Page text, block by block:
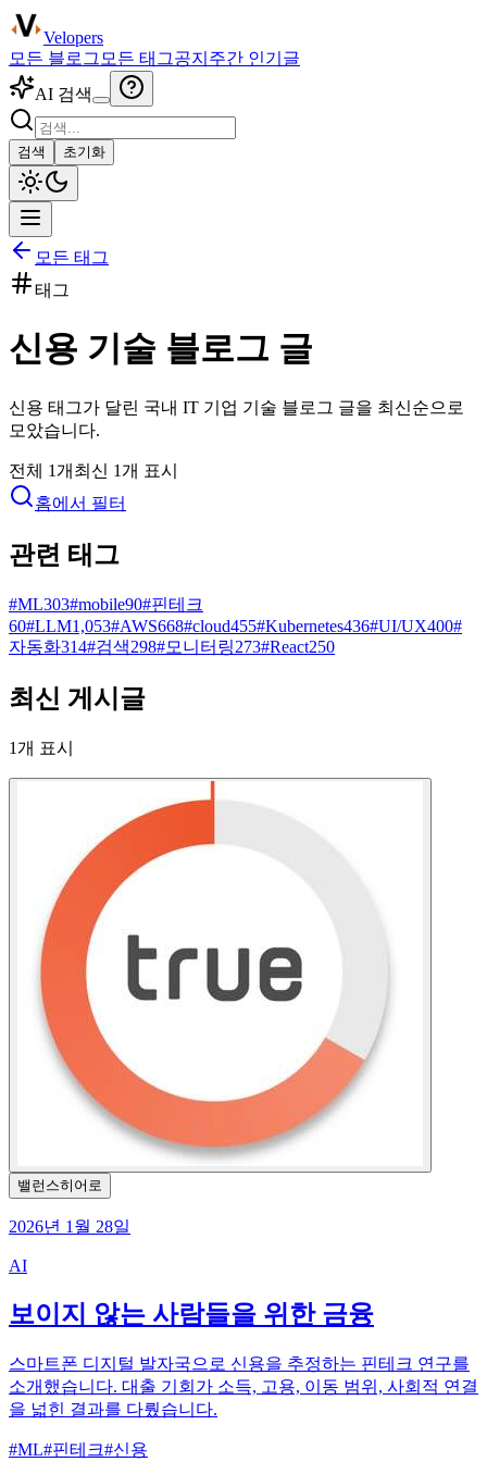
Velopers
모든 블로그 모든 태그공지 주간 인기글
AI 검색
검색 초기화
모든 태그
태그
신용 기술 블로그 글
신용 태그가 달린 국내 IT 기업 기술 블로그 글을 최신순으로
모았습니다.
전체 1개 최신 1개 표시
홈에서 필터
관련 태그
#ML303#mobile90#핀테크
60#LLM1,053#AWS668#cloud455#Kubernetes436#UI/UX400#
자동화314#검색298#모니터링273#React250
최신 게시글
1개 표시
밸런스히어로
2026년 1월 28일
AI
보이지 않는 사람들을 위한 금융
스마트폰 디지털 발자국으로 신용을 추정하는 핀테크 연구를
소개했습니다. 대출 기회가 소득, 고용, 이동 범위, 사회적 연결
을 넓힌 결과를 다뤘습니다.
#ML#핀테크#신용